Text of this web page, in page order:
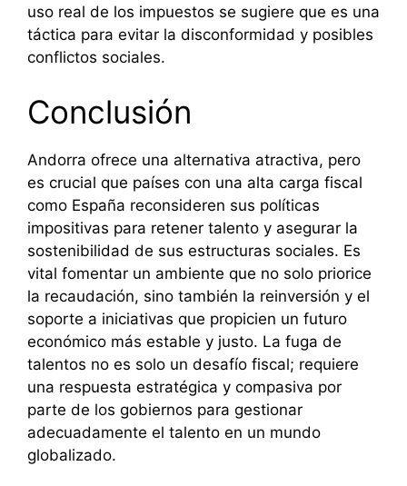
uso real de los impuestos se sugiere que es una
táctica para evitar la disconformidad y posibles
conflictos sociales.
Conclusión
Andorra ofrece una alternativa atractiva, pero
es crucial que países con una alta carga fiscal
como España reconsideren sus políticas
impositivas para retener talento y asegurar la
sostenibilidad de sus estructuras sociales. Es
vital fomentar un ambiente que no solo priorice
la recaudación, sino también la reinversión y el
soporte a iniciativas que propicien un futuro
económico más estable y justo. La fuga de
talentos no es solo un desafío fiscal; requiere
una respuesta estratégica y compasiva por
parte de los gobiernos para gestionar
adecuadamente el talento en un mundo
globalizado.